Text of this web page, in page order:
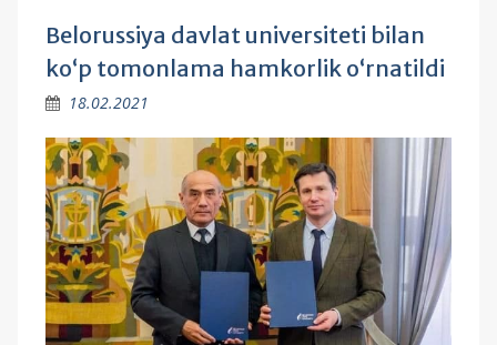
Belorussiya davlat universiteti bilan
ko‘p tomonlama hamkorlik o‘rnatildi
18.02.2021